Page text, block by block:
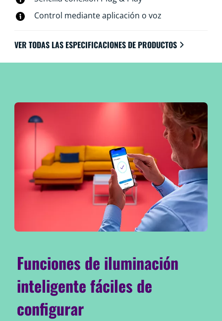
Control mediante aplicación o voz
VER TODAS LAS ESPECIFICACIONES DE PRODUCTOS
Funciones de iluminación
inteligente fáciles de
configurar